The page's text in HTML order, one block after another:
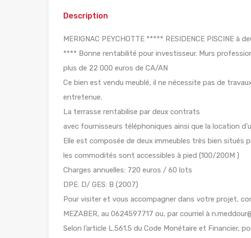
Description
MERIGNAC PEYCHOTTE ***** RESIDENCE PISCINE à
**** Bonne rentabilité pour investisseur. Murs
plus de 22 000 euros de CA/AN
Ce bien est vendu meublé, il ne nécessite pas de
entretenue.
La terrasse rentabilise par deux contrats
avec fournisseurs téléphoniques ainsi que la location
Elle est composée de deux immeubles très bien
les commodités sont accessibles à pied (100/200M )
Charges annuelles: 720 euros / 60 lots
DPE: D/ GES: B (2007)
Pour visiter et vous accompagner dans votre projet,
MEZABER, au 0624597717 ou, par courriel à
Selon l’article L.561.5 du Code Monétaire et Financier,